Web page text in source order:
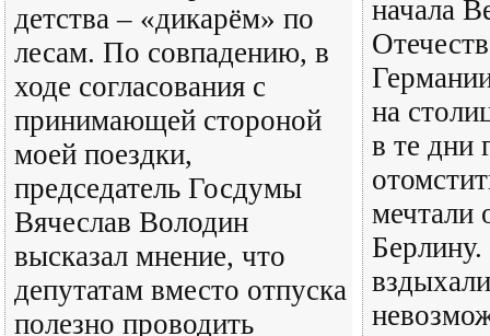
детства – «дикарём» по
лесам. По совпадению, в
ходе согласования с
принимающей стороной
моей поездки,
председатель Госдумы
Вячеслав Володин
высказал мнение, что
депутатам вместо отпуска
полезно проводить
начала
на
в те дни
мечтали